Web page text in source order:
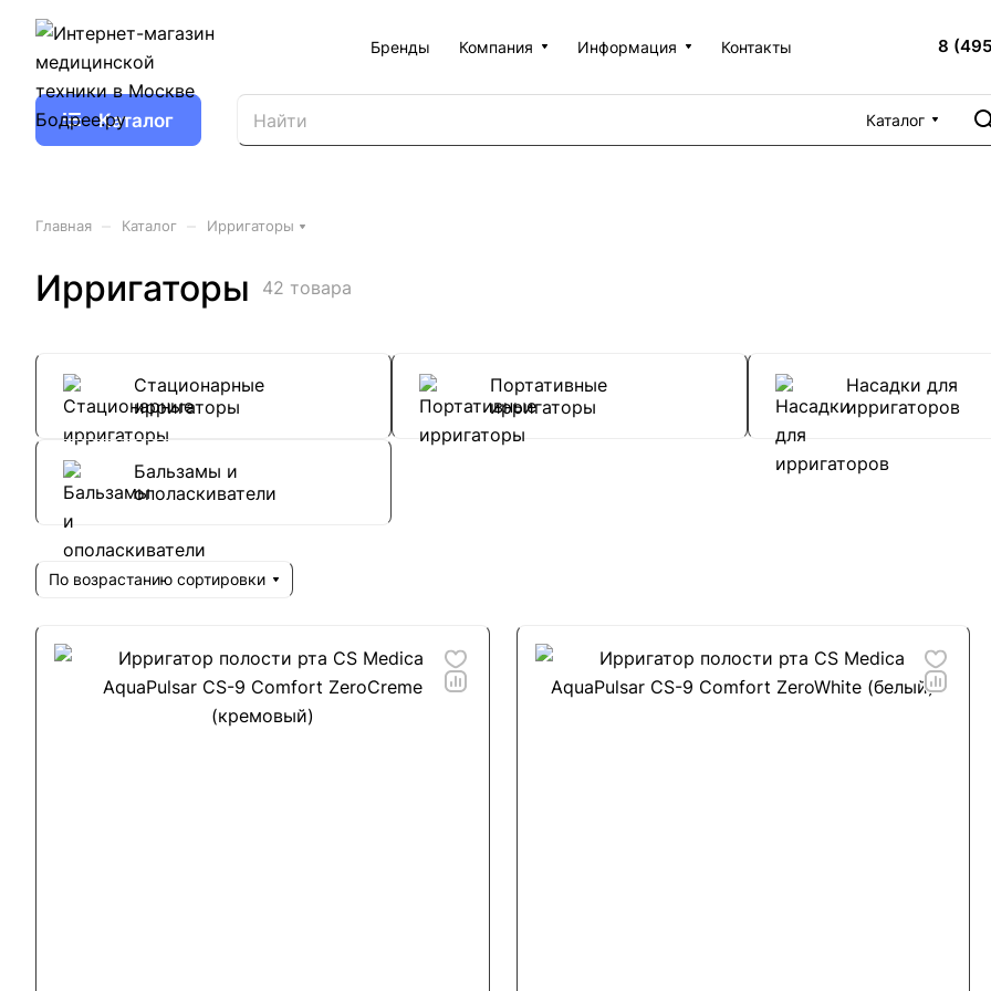
Бренды Компания Информация Контакты 8
Каталог Каталог
Главная Каталог Ирригаторы
Ирригаторы 42 товара
Стационарные
ирригаторы
Портативные
ирригаторы
Насадки для
ирригаторов
Бальзамы и
ополаскиватели
По возрастанию сортировки